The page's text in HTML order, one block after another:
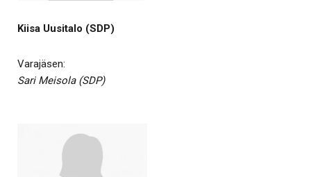
Kiisa Uusitalo (SDP)
Varajäsen:
Sari Meisola (SDP)